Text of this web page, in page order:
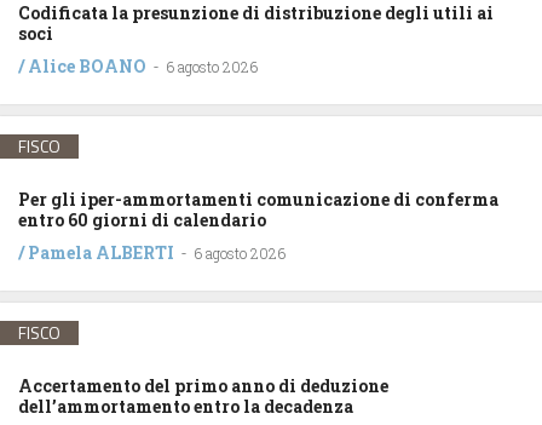
Codificata la presunzione di distribuzione degli utili ai
soci
/Alice BOANO - 6 agosto 2026
FISCO
Per gli iper-ammortamenti comunicazione di conferma
entro 60 giorni di calendario
/Pamela ALBERTI - 6 agosto 2026
FISCO
Accertamento del primo anno di deduzione
dell’ammortamento entro la decadenza